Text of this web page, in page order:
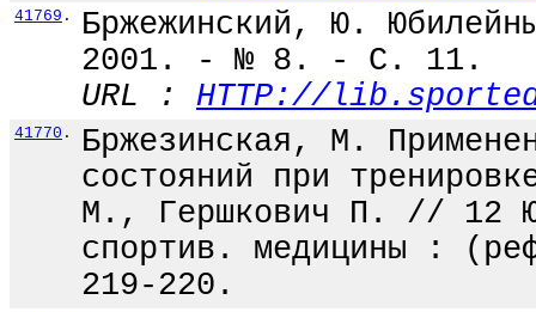
41769 .
Бржежинский, Ю.
2001. - № 8. - С. 11.
URL : HTTP://
41770 .
Бржезинская, М.
состояний при
М., Гершкович П. // 12
спортив. медицины :
219-220.